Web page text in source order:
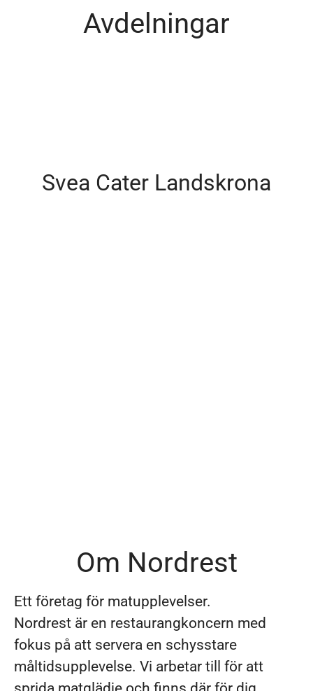
Avdelningar
Svea Cater Landskrona
Om Nordrest
Ett företag för matupplevelser.
Nordrest är en restaurangkoncern med
fokus på att servera en schysstare
måltidsupplevelse. Vi arbetar till för att